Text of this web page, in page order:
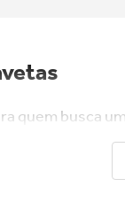
quem busca
ambiente